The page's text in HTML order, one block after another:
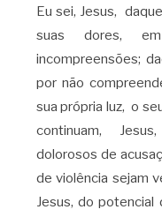
Eu sei, Jesus,
suas dores,
incompreensões;
por não
sua própria luz, o
continuam,
dolorosos de
de violência sejam
Jesus, do potencial